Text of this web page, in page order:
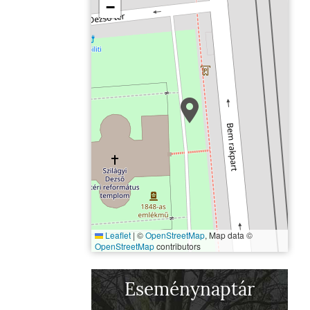
−
Leaflet | ©OpenStreetMap, Map data ©
OpenStreetMapcontributors
Eseménynaptár